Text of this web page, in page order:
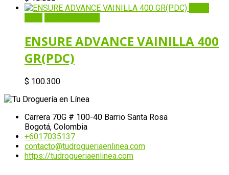
ENSURE ADVANCE VAINILLA 400
GR(PDC)
$ 100.300
Carrera 70G # 100-40 Barrio Santa Rosa
Bogotá, Colombia
+6017035137
contacto@tudrogueriaenlinea.com
https://tudrogueriaenlinea.com